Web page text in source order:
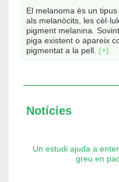
El melanoma és un
als melanòcits, les
pigment melanina.
piga existent o apareix
pigmentat a la pell. (+)
Notícies
Un estudi ajuda a
greu en